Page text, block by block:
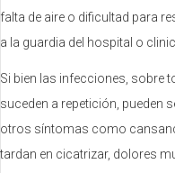
falta de aire o dificultad para
a la guardia del hospital o
Si bien las infecciones, sobre
suceden a repetición, pueden
otros síntomas como
tardan en cicatrizar, dolores